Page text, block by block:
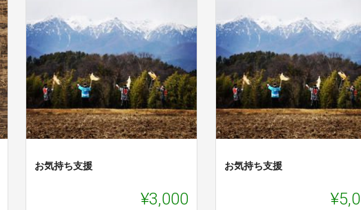
お気持ち支援
¥3,000
お気持ち支援